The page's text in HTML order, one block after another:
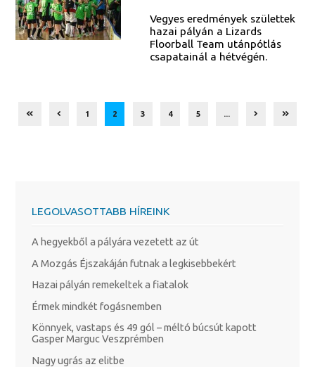
Vegyes eredmények születtek
hazai pályán a Lizards
Floorball Team utánpótlás
csapatainál a hétvégén.
1 2 3 4 5 ...
LEGOLVASOTTABB HÍREINK
A hegyekből a pályára vezetett az út
A Mozgás Éjszakáján futnak a legkisebbekért
Hazai pályán remekeltek a fiatalok
Érmek mindkét fogásnemben
Könnyek, vastaps és 49 gól – méltó búcsút kapott
Gasper Marguc Veszprémben
Nagy ugrás az elitbe